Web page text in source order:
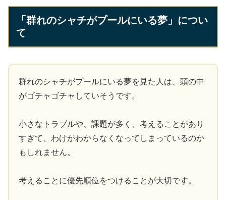
「群れのシャチがプールにいる夢」につい
て
群れのシャチがプールにいる夢を見た人は、頭の中
がゴチャゴチャしていそうです。
小さなトラブルや、課題が多く、考えることがあり
すぎて、わけがわからなくなってしまっているのか
もしれません。
考えることに優先順位をつけることが大切です。